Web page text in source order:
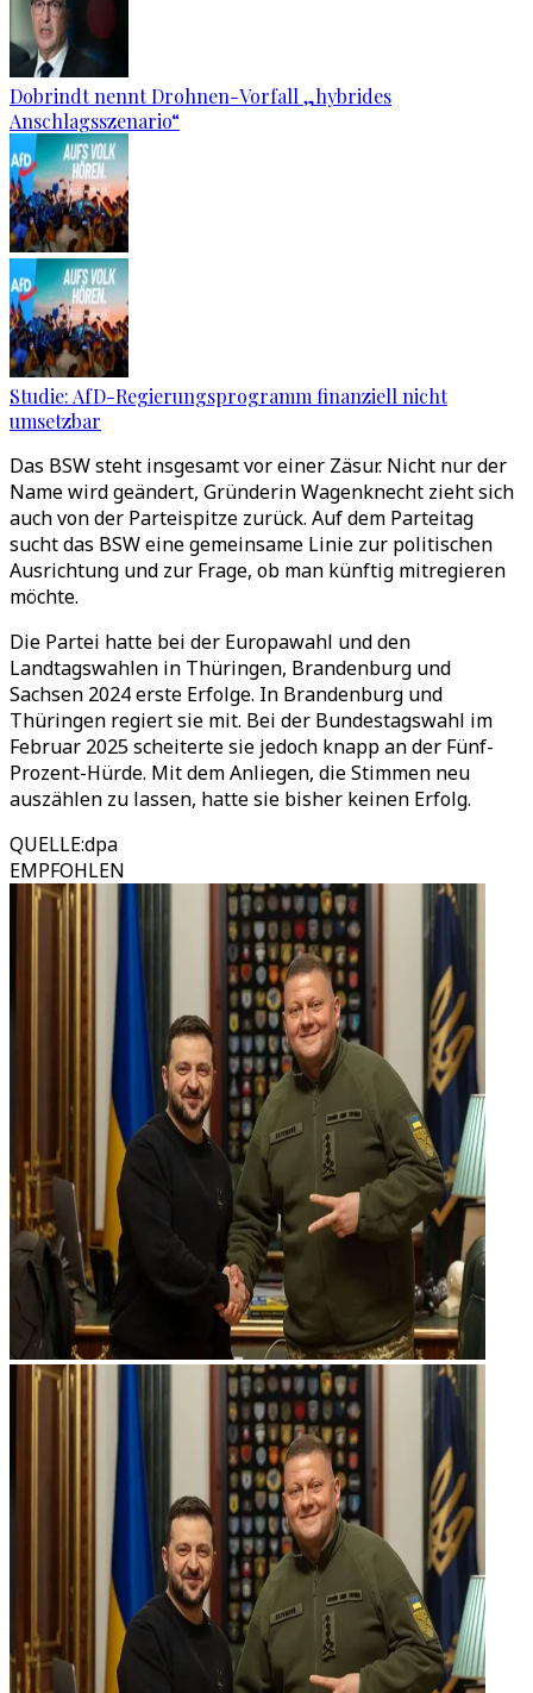
Dobrindt nennt Drohnen-Vorfall „hybrides
Anschlagsszenario“
Studie: AfD-Regierungsprogramm finanziell nicht
umsetzbar
Das BSW steht insgesamt vor einer Zäsur. Nicht nur der
Name wird geändert, Gründerin Wagenknecht zieht sich
auch von der Parteispitze zurück. Auf dem Parteitag
sucht das BSW eine gemeinsame Linie zur politischen
Ausrichtung und zur Frage, ob man künftig mitregieren
möchte.
Die Partei hatte bei der Europawahl und den
Landtagswahlen in Thüringen, Brandenburg und
Sachsen 2024 erste Erfolge. In Brandenburg und
Thüringen regiert sie mit. Bei der Bundestagswahl im
Februar 2025 scheiterte sie jedoch knapp an der Fünf-
Prozent-Hürde. Mit dem Anliegen, die Stimmen neu
auszählen zu lassen, hatte sie bisher keinen Erfolg.
QUELLE:dpa
EMPFOHLEN